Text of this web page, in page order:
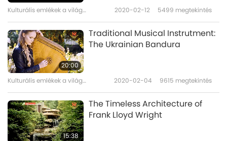
Kulturális emlékek a világ
2020-02-12 5499 megtekintés
20:00
Traditional Musical Instrutment:
The Ukrainian Bandura
Kulturális emlékek a világ
2020-02-04 9615 megtekintés
15:38
The Timeless Architecture of
Frank Lloyd Wright